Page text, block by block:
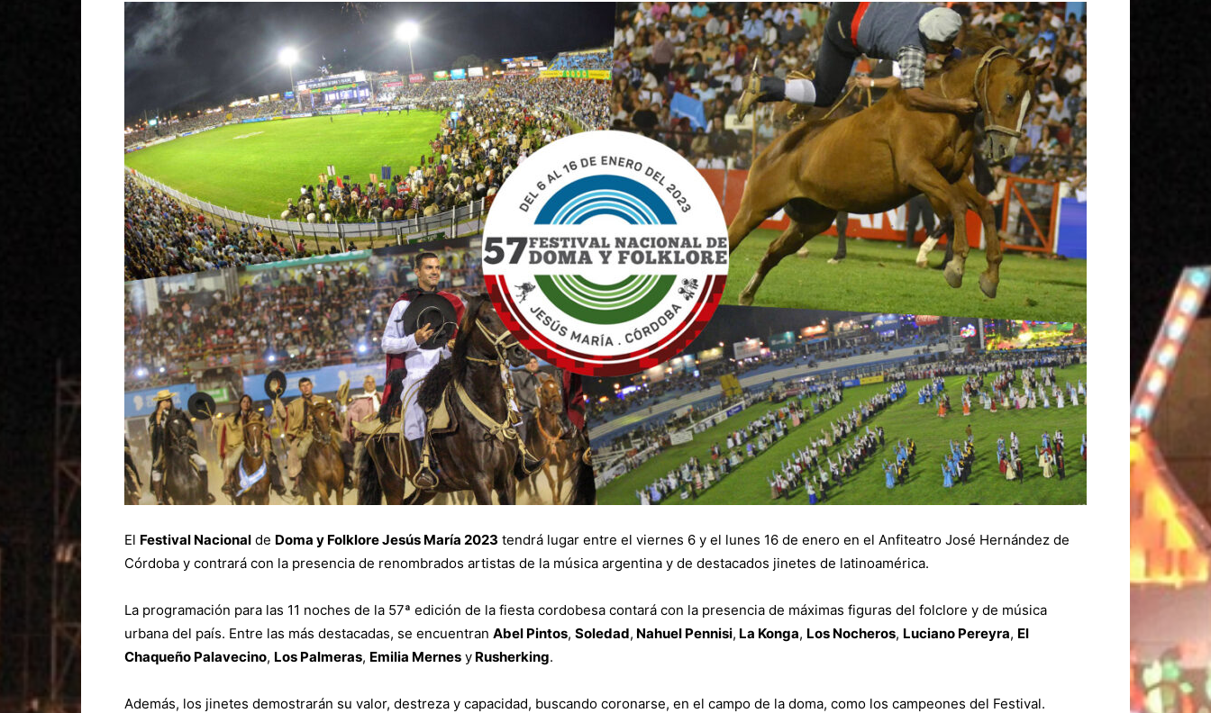
K A
M
El Festival Nacional de Doma y Folklore Jesús María 2023 tendrá lugar entre el viernes 6 y el lunes 16 de enero en el Anfiteatro José Hernández de
Córdoba y contrará con la presencia de renombrados artistas de la música argentina y de destacados jinetes de latinoamérica.
La programación para las 11 noches de la 57ª edición de la fiesta cordobesa contará con la presencia de máximas figuras del folclore y de música
urbana del país. Entre las más destacadas, se encuentran Abel Pintos, Soledad, Nahuel Pennisi, La Konga, Los Nocheros, Luciano Pereyra, El
Chaqueño Palavecino, Los Palmeras, Emilia Mernes y Rusherking.
Además, los jinetes demostrarán su valor, destreza y capacidad, buscando coronarse, en el campo de la doma, como los campeones del Festival.